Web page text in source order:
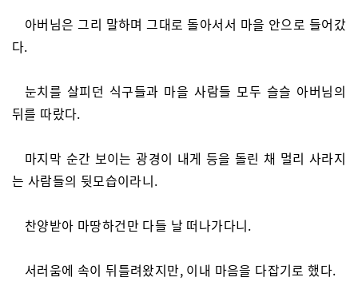
아버님은 그리 말하며 그대로 돌아서서 마을 안으로 들어갔
다.
눈치를 살피던 식구들과 마을 사람들 모두 슬슬 아버님의
뒤를 따랐다.
마지막 순간 보이는 광경이 내게 등을 돌린 채 멀리 사라지
는 사람들의 뒷모습이라니.
찬양받아 마땅하건만 다들 날 떠나가다니.
서러움에 속이 뒤틀려왔지만, 이내 마음을 다잡기로 했다.